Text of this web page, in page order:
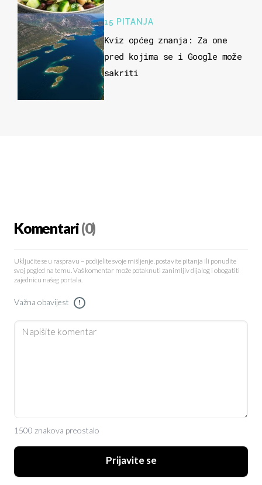
15 PITANJA
Kviz općeg znanja: Za one
pred kojima se i Google može
sakriti
Komentari(0)
Uključite se u raspravu – podijelite svoje mišljenje, postavite pitanja ili ponudite
svoj pogled na temu. Vaš komentar može potaknuti zanimljiv dijalog i obogatiti
zajednicu našeg portala.
Važna obavijest !
1500 znakova preostalo
Prijavite se